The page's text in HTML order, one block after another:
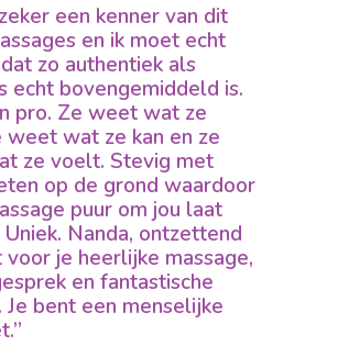
een kenner van dit
en ik moet echt
zo authentiek als
echt bovengemiddeld is.
pro. Ze weet wat ze
weet wat ze kan en ze
ze voelt. Stevig met
op de grond waardoor
puur om jou laat
Uniek. Nanda, ontzettend
voor je heerlijke massage,
en fantastische
Je bent een menselijke